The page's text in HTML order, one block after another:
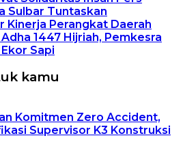
Sulbar Tuntaskan
Kinerja Perangkat Daerah
1447 Hijriah, Pemkesra
Sapi
kamu
Komitmen Zero Accident,
Supervisor K3 Konstruksi